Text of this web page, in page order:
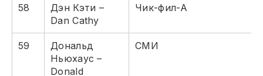
58
Дэн Кэти –
Dan Cathy
Чик-фил-А
59
Дональд
Ньюхаус –
Donald
СМИ